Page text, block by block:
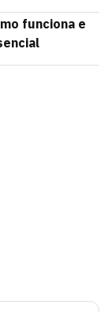
funciona e